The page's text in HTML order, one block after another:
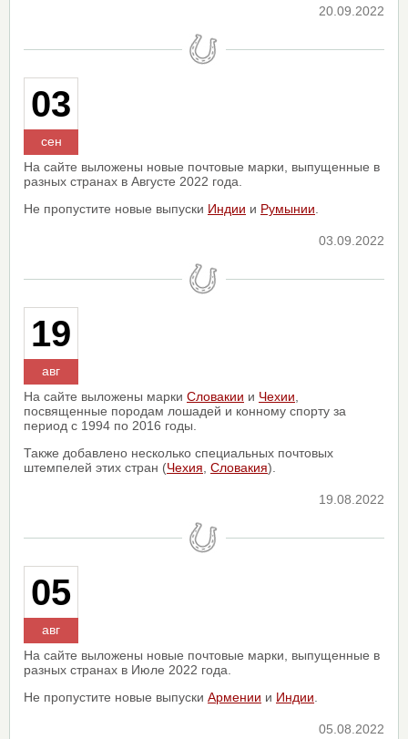
20.09.2022
03
сен
На сайте выложены новые почтовые марки, выпущенные в
разных странах в Августе 2022 года.
Не пропустите новые выпуски Индии и Румынии
03.09.2022
19
авг
На сайте выложены марки Словакии и Чехии
посвященные породам лошадей и конному спорту за
период с 1994 по 2016 годы.
Также добавлено несколько специальных почтовых
штемпелей этих стран (Чехия Словакия).
19.08.2022
05
авг
На сайте выложены новые почтовые марки, выпущенные в
разных странах в Июле 2022 года.
Не пропустите новые выпуски Армении и Индии
05.08.2022